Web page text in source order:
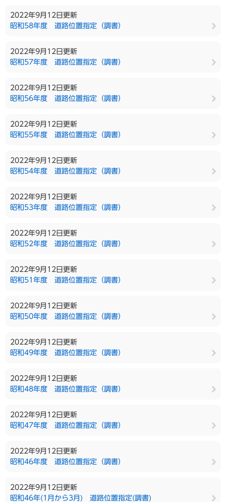
2022年9月12日更新
昭和58年度 道路位置指定（調書）
2022年9月12日更新
昭和57年度 道路位置指定（調書）
2022年9月12日更新
昭和56年度 道路位置指定（調書）
2022年9月12日更新
昭和55年度 道路位置指定（調書）
2022年9月12日更新
昭和54年度 道路位置指定（調書）
2022年9月12日更新
昭和53年度 道路位置指定（調書）
2022年9月12日更新
昭和52年度 道路位置指定（調書）
2022年9月12日更新
昭和51年度 道路位置指定（調書）
2022年9月12日更新
昭和50年度 道路位置指定（調書）
2022年9月12日更新
昭和49年度 道路位置指定（調書）
2022年9月12日更新
昭和48年度 道路位置指定（調書）
2022年9月12日更新
昭和47年度 道路位置指定（調書）
2022年9月12日更新
昭和46年度 道路位置指定（調書）
2022年9月12日更新
昭和46年(1月から3月) 道路位置指定(調書)